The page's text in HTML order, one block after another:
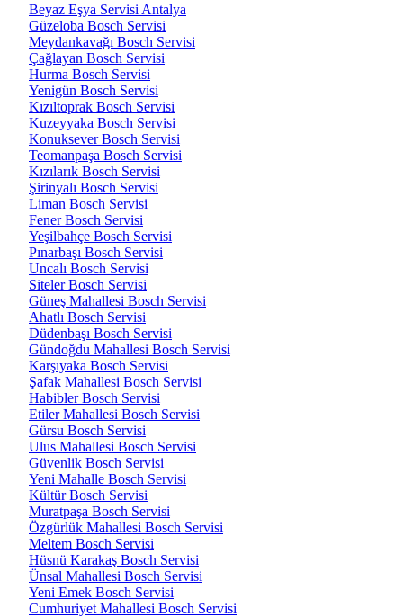
Beyaz Eşya Servisi Antalya
Güzeloba Bosch Servisi
Meydankavağı Bosch Servisi
Çağlayan Bosch Servisi
Hurma Bosch Servisi
Yenigün Bosch Servisi
Kızıltoprak Bosch Servisi
Kuzeyyaka Bosch Servisi
Konuksever Bosch Servisi
Teomanpaşa Bosch Servisi
Kızılarık Bosch Servisi
Şirinyalı Bosch Servisi
Liman Bosch Servisi
Fener Bosch Servisi
Yeşilbahçe Bosch Servisi
Pınarbaşı Bosch Servisi
Uncalı Bosch Servisi
Siteler Bosch Servisi
Güneş Mahallesi Bosch Servisi
Ahatlı Bosch Servisi
Düdenbaşı Bosch Servisi
Gündoğdu Mahallesi Bosch Servisi
Karşıyaka Bosch Servisi
Şafak Mahallesi Bosch Servisi
Habibler Bosch Servisi
Etiler Mahallesi Bosch Servisi
Gürsu Bosch Servisi
Ulus Mahallesi Bosch Servisi
Güvenlik Bosch Servisi
Yeni Mahalle Bosch Servisi
Kültür Bosch Servisi
Muratpaşa Bosch Servisi
Özgürlük Mahallesi Bosch Servisi
Meltem Bosch Servisi
Hüsnü Karakaş Bosch Servisi
Ünsal Mahallesi Bosch Servisi
Yeni Emek Bosch Servisi
Cumhuriyet Mahallesi Bosch Servisi